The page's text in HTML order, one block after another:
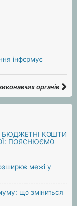
інформує
органів
БЮДЖЕТНІ КОШТИ
ПОЯСНЮЄМО
межі у
що зміниться